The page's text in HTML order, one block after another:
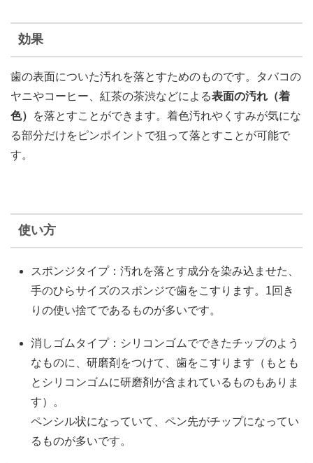
効果
歯の表面についた汚れを落とすためのものです。タバコの
ヤニやコーヒー、紅茶の茶渋などによる表面の汚れ（着
色）
を落とすことができます。着色汚れやくすみが気にな
る部分だけをピンポイントで狙って落とすことが可能で
す。
使い方
スポンジタイプ：汚れを落とす成分を染み込ませた、
手のひらサイズのスポンジで歯をこすります。1回き
りの使い捨てであるものが多いです。
消しゴムタイプ：シリコンゴムでできたチップのよう
なものに、研磨剤をつけて、歯をこすります（もとも
とシリコンゴムに研磨剤が含まれているものもありま
す）。
ペンシル状になっていて、ペン先がチップになってい
るものが多いです。